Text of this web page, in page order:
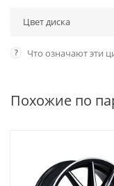
Цвет диска
? Что означают эти
Похожие по